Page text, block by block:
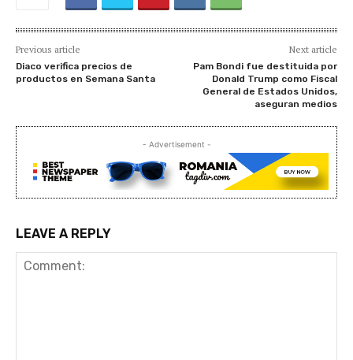
Previous article
Diaco verifica precios de
productos en Semana Santa
Next article
Pam Bondi fue destituida por
Donald Trump como Fiscal
General de Estados Unidos,
aseguran medios
- Advertisement -
LEAVE A REPLY